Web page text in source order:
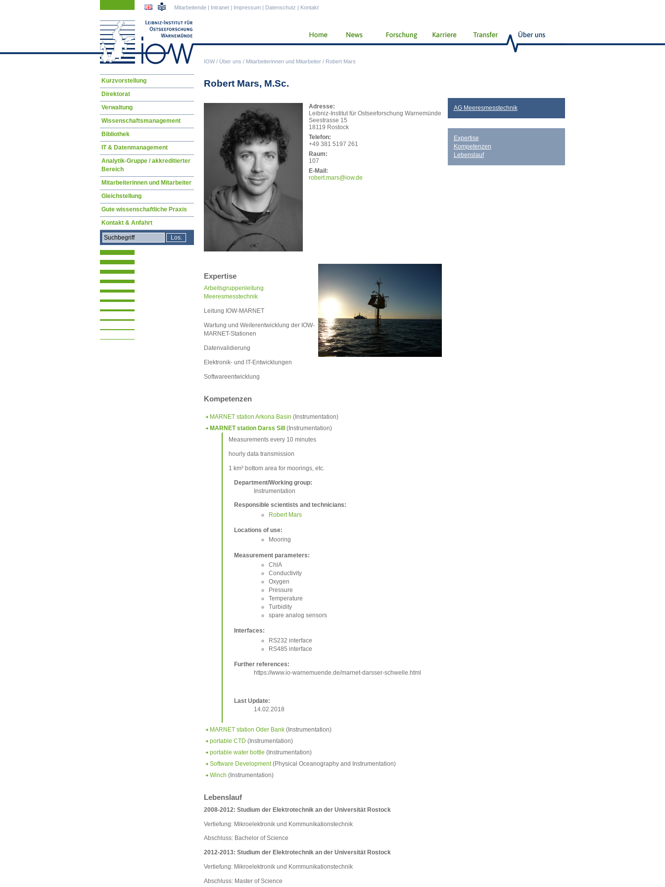
IOW/ Über uns / Mitarbeiterinnen und Mitarbeiter / Robert Mars
Mitarbeitende | Intranet | Impressum | Datenschutz | Kontakt
Robert Mars, M.Sc.
Adresse:
Leibniz-Institut für Ostseeforschung Warnemünde
Seestrasse 15
18119 Rostock
Telefon:
+49 381 5197 261
Raum:
107
E-Mail:
robert.mars@iow.de
Expertise
Arbeitsgruppenleitung
Meeresmesstechnik
Leitung IOW-MARNET
Wartung und Weiterentwicklung der IOW-
MARNET-Stationen
Datenvalidierung
Elektronik- und IT-Entwicklungen
Softwareentwicklung
Kompetenzen
MARNET station Arkona Basin (Instrumentation)
MARNET station Darss Sill
(Instrumentation)
Measurements every 10 minutes
hourly data transmission
1 km² bottom area for moorings, etc.
Department/Working group:
Instrumentation
Responsible scientists and technicians:
Robert Mars
Locations of use:
Mooring
Measurement parameters:
ChlA
Conductivity
Oxygen
Pressure
Temperature
Turbidity
spare analog sensors
Interfaces:
RS232 interface
RS485 interface
Further references:
https://www.io-warnemuende.de/marnet-darsser-schwelle.html
Last Update:
14.02.2018
MARNET station Oder Bank (Instrumentation)
portable CTD (Instrumentation)
portable water bottle (Instrumentation)
Software Development(Physical Oceanography and Instrumentation)
Winch (Instrumentation)
Lebenslauf
2008-2012: Studium der Elektrotechnik an der Universität Rostock
Vertiefung: Mikroelektronik und Kommunikationstechnik
Abschluss: Bachelor of Science
2012-2013: Studium der Elektrotechnik an der Universität Rostock
Vertiefung: Mikroelektronik und Kommunikationstechnik
Abschluss: Master of Science
AG Meeresmesstechnik
Expertise
Kompetenzen
Lebenslauf
Navigation
Kurzvorstellung
Direktorat
Verwaltung
Wissenschaftsmanagement
Bibliothek
IT & Datenmanagement
Analytik-Gruppe / akkreditierter
Bereich
Mitarbeiterinnen und Mitarbeiter
Gleichstellung
Gute wissenschaftliche Praxis
Kontakt & Anfahrt